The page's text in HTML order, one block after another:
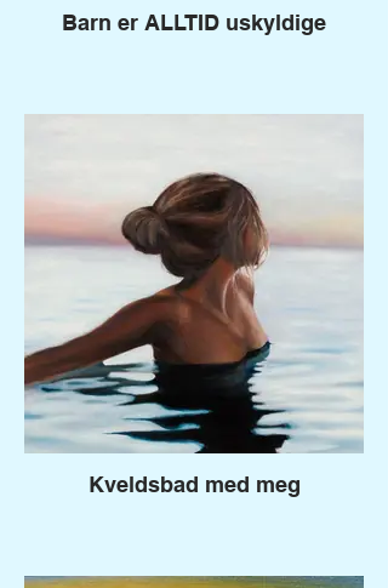
Barn er ALLTID uskyldige
Kveldsbad med meg